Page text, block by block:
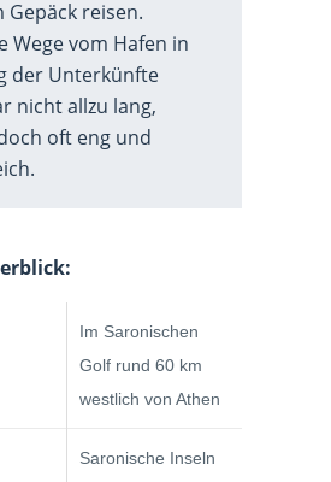
Gepäck reisen.
Wege vom Hafen in
der Unterkünfte
nicht allzu lang,
oft eng und
Im Saronischen
Golf rund 60 km
westlich von Athen
Saronische Inseln